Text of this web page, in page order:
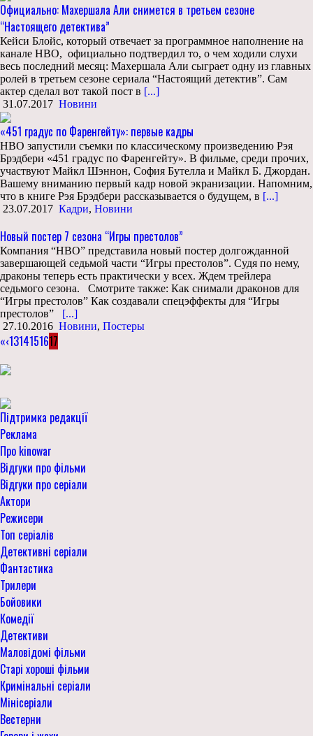
Официально: Махершала Али снимется в третьем сезоне
“Настоящего детектива”
Кейси Блойс, который отвечает за программное наполнение на
канале HBO, официально подтвердил то, о чем ходили слухи
весь последний месяц: Махершала Али сыграет одну из главных
ролей в третьем сезоне сериала “Настоящий детектив”. Сам
актер сделал вот такой пост в [...]
31.07.2017 Новини
«451 градус по Фаренгейту»: первые кадры
HBO запустили съемки по классическому произведению Рэя
Брэдбери «451 градус по Фаренгейту». В фильме, среди прочих,
участвуют Майкл Шэннон, София Бутелла и Майкл Б. Джордан.
Вашему вниманию первый кадр новой экранизации. Напомним,
что в книге Рэя Брэдбери рассказывается о будущем, в [...]
23.07.2017 Кадри, Новини
Новый постер 7 сезона “Игры престолов”
Компания “НВО” представила новый постер долгожданной
завершающей седьмой части “Игры престолов”. Судя по нему,
драконы теперь есть практически у всех. Ждем трейлера
седьмого сезона. Смотрите также: Как снимали драконов для
“Игры престолов” Как создавали спецэффекты для “Игры
престолов”
[...]
27.10.2016 Новини, Постеры
«‹1314151617
Підтримка редакції
Реклама
Про kinowar
Відгуки про фільми
Відгуки про серіали
Актори
Режисери
Топ серіалів
Детективні серіали
Фантастика
Трилери
Бойовики
Комедії
Детективи
Маловідомі фільми
Старі хороші фільми
Кримінальні серіали
Мінісеріали
Вестерни